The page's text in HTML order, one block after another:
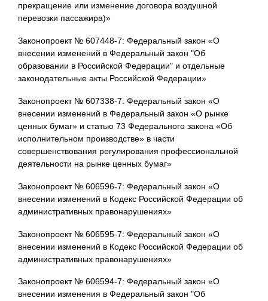
прекращение или изменение договора воздушной
перевозки пассажира)»
Законопроект № 607448-7: Федеральный закон «О
внесении изменений в Федеральный закон "Об
образовании в Российской Федерации" и отдельные
законодательные акты Российской Федерации»
Законопроект № 607338-7: Федеральный закон «О
внесении изменений в Федеральный закон «О рынке
ценных бумаг» и статью 73 Федерального закона «Об
исполнительном производстве» в части
совершенствования регулирования профессиональной
деятельности на рынке ценных бумаг»
Законопроект № 606596-7: Федеральный закон «О
внесении изменений в Кодекс Российской Федерации об
административных правонарушениях»
Законопроект № 606595-7: Федеральный закон «О
внесении изменений в Кодекс Российской Федерации об
административных правонарушениях»
Законопроект № 606594-7: Федеральный закон «О
внесении изменения в Федеральный закон "Об